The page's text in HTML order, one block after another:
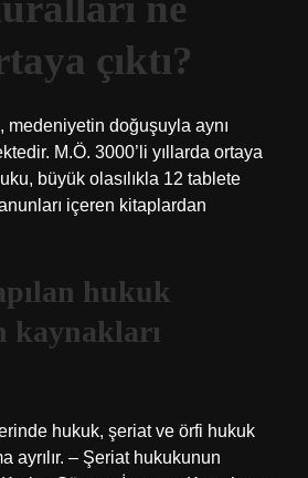
çıktı?
medeniyetin doğuşuyla aynı
M.Ö. 3000’li yıllarda ortaya
büyük olasılıkla 12 tablete
içeren kitaplardan
hukuk
kaynakları
hukuk, şeriat ve örfi hukuk
ayrılır. – Şeriat hukukunun